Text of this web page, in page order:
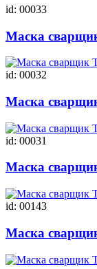
id: 00033
Маска
id: 00032
Маска
id: 00031
Маска
id: 00143
Маска